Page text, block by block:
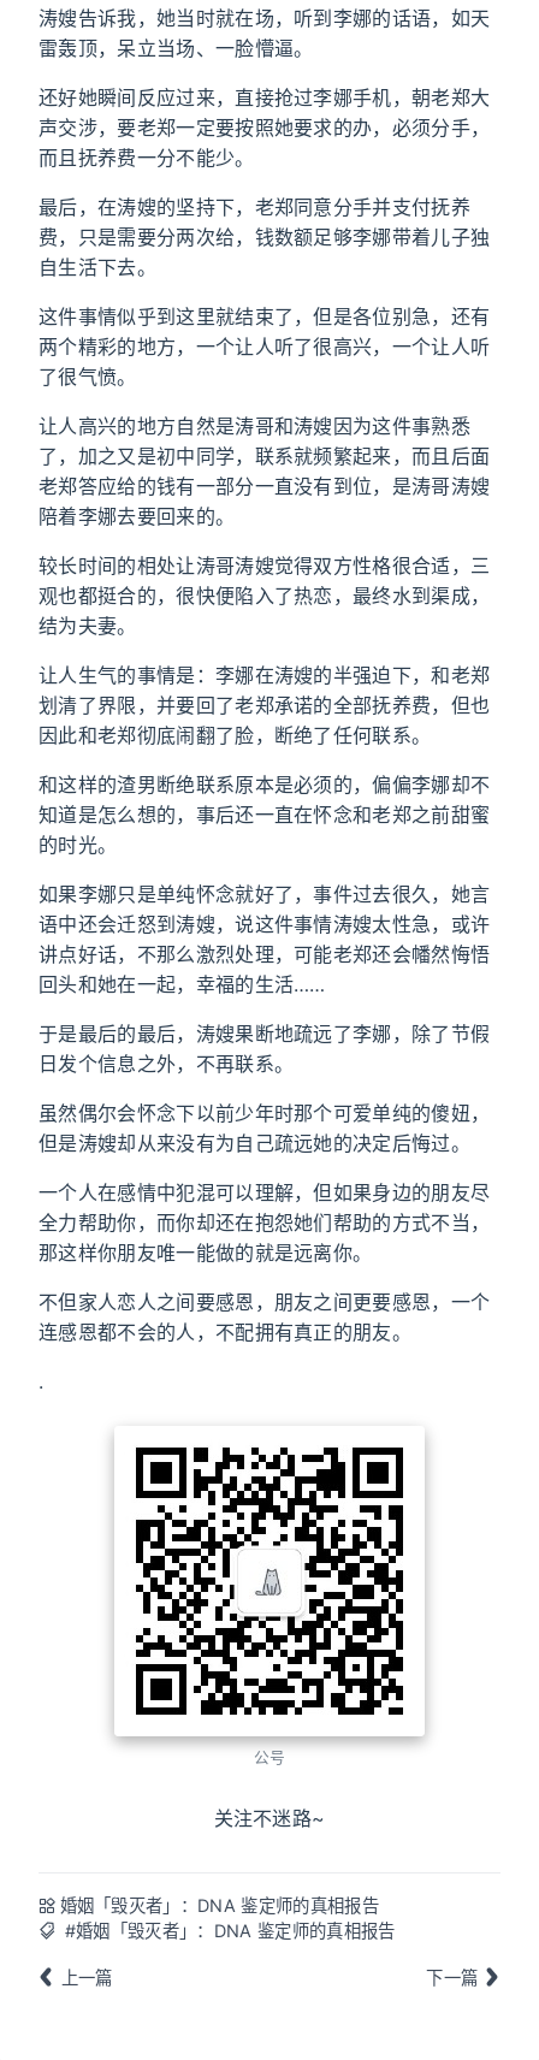
涛嫂告诉我，她当时就在场，听到李娜的话语，如天
雷轰顶，呆立当场、一脸懵逼。
还好她瞬间反应过来，直接抢过李娜手机，朝老郑大
声交涉，要老郑一定要按照她要求的办，必须分手，
而且抚养费一分不能少。
最后，在涛嫂的坚持下，老郑同意分手并支付抚养
费，只是需要分两次给，钱数额足够李娜带着儿子独
自生活下去。
这件事情似乎到这里就结束了，但是各位别急，还有
两个精彩的地方，一个让人听了很高兴，一个让人听
了很气愤。
让人高兴的地方自然是涛哥和涛嫂因为这件事熟悉
了，加之又是初中同学，联系就频繁起来，而且后面
老郑答应给的钱有一部分一直没有到位，是涛哥涛嫂
陪着李娜去要回来的。
较长时间的相处让涛哥涛嫂觉得双方性格很合适，三
观也都挺合的，很快便陷入了热恋，最终水到渠成，
结为夫妻。
让人生气的事情是：李娜在涛嫂的半强迫下，和老郑
划清了界限，并要回了老郑承诺的全部抚养费，但也
因此和老郑彻底闹翻了脸，断绝了任何联系。
和这样的渣男断绝联系原本是必须的，偏偏李娜却不
知道是怎么想的，事后还一直在怀念和老郑之前甜蜜
的时光。
如果李娜只是单纯怀念就好了，事件过去很久，她言
语中还会迁怒到涛嫂，说这件事情涛嫂太性急，或许
讲点好话，不那么激烈处理，可能老郑还会幡然悔悟
回头和她在一起，幸福的生活……
于是最后的最后，涛嫂果断地疏远了李娜，除了节假
日发个信息之外，不再联系。
虽然偶尔会怀念下以前少年时那个可爱单纯的傻妞，
但是涛嫂却从来没有为自己疏远她的决定后悔过。
一个人在感情中犯混可以理解，但如果身边的朋友尽
全力帮助你，而你却还在抱怨她们帮助的方式不当，
那这样你朋友唯一能做的就是远离你。
不但家人恋人之间要感恩，朋友之间更要感恩，一个
连感恩都不会的人，不配拥有真正的朋友。
.
公号
关注不迷路~
婚姻「毁灭者」：DNA 鉴定师的真相报告
#婚姻「毁灭者」：DNA 鉴定师的真相报告
上一篇 下一篇